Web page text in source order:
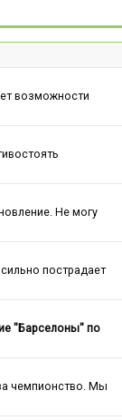
возможности
Не могу
пострадает
"Барселоны" по
чемпионство. Мы